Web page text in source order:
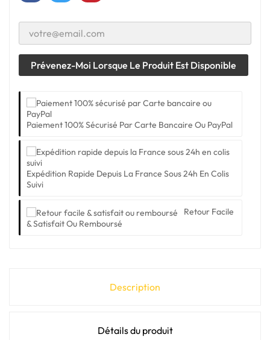
Prévenez-Moi Lorsque Le Produit Est Disponible
Paiement 100% Sécurisé Par Carte Bancaire Ou PayPal
Expédition Rapide Depuis La France Sous 24h En Colis
Suivi
Retour Facile
& Satisfait Ou Remboursé
Description
Détails du produit